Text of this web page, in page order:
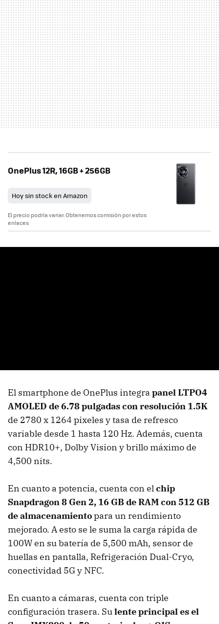
OnePlus 12R, 16GB + 256GB
Hoy sin stock en Amazon
El precio podría variar. Obtenemos comisión por estos
enlaces
El smartphone de OnePlus integra panel LTPO4
AMOLED de 6.78 pulgadas con resolución 1.5K
de 2780 x 1264 pixeles y tasa de refresco
variable desde 1 hasta 120 Hz. Además, cuenta
con HDR10+, Dolby Vision y brillo máximo de
4,500 nits.
En cuanto a potencia, cuenta con elchip
Snapdragon 8 Gen 2, 16 GB de RAM con 512 GB
de almacenamientopara un rendimiento
mejorado. A esto se le suma la carga rápida de
100W en su batería de 5,500 mAh, sensor de
huellas en pantalla, Refrigeración Dual-Cryo,
conectividad 5G y NFC.
En cuanto a cámaras, cuenta con triple
configuración trasera. Sulente principal es el